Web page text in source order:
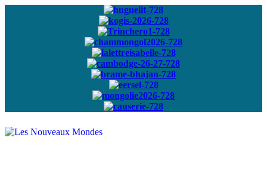
Abonnez-vous à